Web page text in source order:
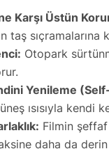
Karşı Üstün
taş
Otopark
Yenileme
ısısıyla kendi
Filmin şeffaf
daha da